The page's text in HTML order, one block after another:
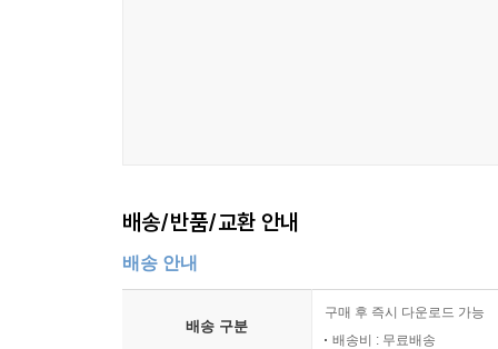
배송/반품/교환 안내
배송 안내
배송 구분
구매 후 즉시 다운로드 가능
배송비 : 무료배송